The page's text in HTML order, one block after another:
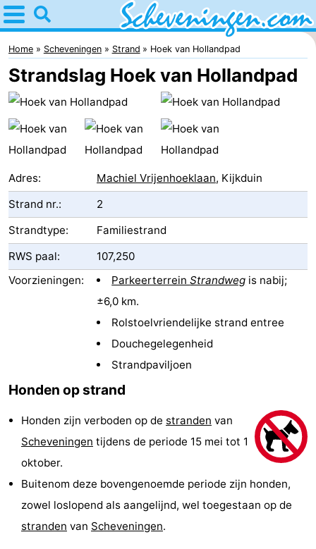
Home
Scheveningen
Tips
Voor
kinderen
Overnachten
Appartementen
-
Nautisch
Centrum
Bed
(&
Campings
Duinrell
-
Kijkduin
Last
minutes
Strand
Zien
Bezienswaardigheden
Home Scheveningen Strand Hoek van Hollandpad
Strandslag Hoek van Hollandpad
Adres: Machiel Vrijenhoeklaan, Kijkduin
Strand nr.:
2
Strandtype:
Familiestrand
RWS paal:
107,250
Voorzieningen:
ParkeerterreinStrandweg is nabij;
±6,0 km.
Rolstoelvriendelijke strand entree
Douchegelegenheid
Strandpaviljoen
Honden op strand
Honden zijn verboden op de stranden van
Scheveningen tijdens de periode 15 mei tot 1
oktober.
Buitenom deze bovengenoemde periode zijn honden,
zowel loslopend als aangelijnd, wel toegestaan op de
stranden van Scheveningen.